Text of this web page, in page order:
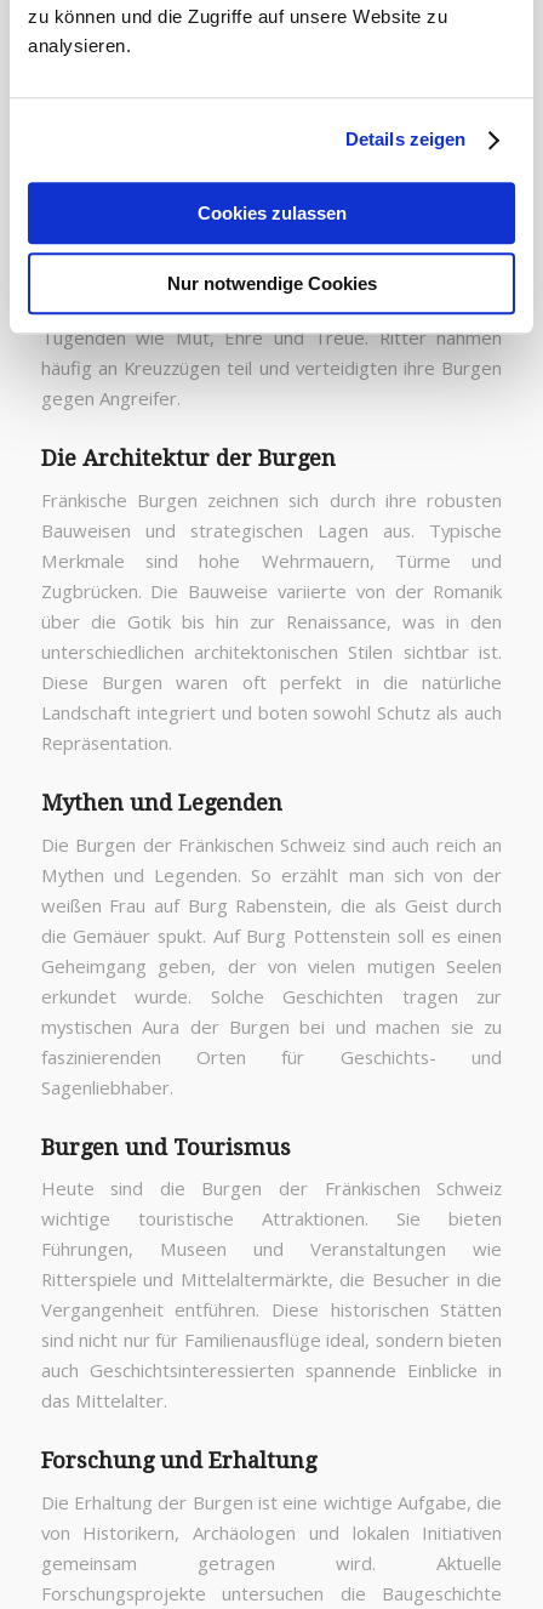
zu können und die Zugriffe auf unsere Website zu
analysieren.
Details zeigen
Cookies zulassen
Nur notwendige Cookies
Geschichtsinteressierte. Infotafeln vor Ort erklären
die Geschichte und Bedeutung der Burg.
Ritter spielten eine zentrale Rolle in der
mittelalterlichen Gesellschaft der Fränkischen Schweiz.
Ihr Alltag war geprägt von militärischem Training,
Verwaltungstätigkeiten und der Teilnahme an
Turnieren. Die Ausbildung zum Ritter begann früh und
umfasste neben der Kriegsführung auch ritterliche
Tugenden wie Mut, Ehre und Treue. Ritter nahmen
häufig an Kreuzzügen teil und verteidigten ihre Burgen
gegen Angreifer.
Die Architektur der Burgen
Fränkische Burgen zeichnen sich durch ihre robusten
Bauweisen und strategischen Lagen aus. Typische
Merkmale sind hohe Wehrmauern, Türme und
Zugbrücken. Die Bauweise variierte von der Romanik
über die Gotik bis hin zur Renaissance, was in den
unterschiedlichen architektonischen Stilen sichtbar ist.
Diese Burgen waren oft perfekt in die natürliche
Landschaft integriert und boten sowohl Schutz als auch
Repräsentation.
Mythen und Legenden
Die Burgen der Fränkischen Schweiz sind auch reich an
Mythen und Legenden. So erzählt man sich von der
weißen Frau auf Burg Rabenstein, die als Geist durch
die Gemäuer spukt. Auf Burg Pottenstein soll es einen
Geheimgang geben, der von vielen mutigen Seelen
erkundet wurde. Solche Geschichten tragen zur
mystischen Aura der Burgen bei und machen sie zu
faszinierenden Orten für Geschichts- und
Sagenliebhaber.
Burgen und Tourismus
Heute sind die Burgen der Fränkischen Schweiz
wichtige touristische Attraktionen. Sie bieten
Führungen, Museen und Veranstaltungen wie
Ritterspiele und Mittelaltermärkte, die Besucher in die
Vergangenheit entführen. Diese historischen Stätten
sind nicht nur für Familienausflüge ideal, sondern bieten
auch Geschichtsinteressierten spannende Einblicke in
das Mittelalter.
Forschung und Erhaltung
Die Erhaltung der Burgen ist eine wichtige Aufgabe, die
von Historikern, Archäologen und lokalen Initiativen
gemeinsam getragen wird. Aktuelle
Forschungsprojekte untersuchen die Baugeschichte